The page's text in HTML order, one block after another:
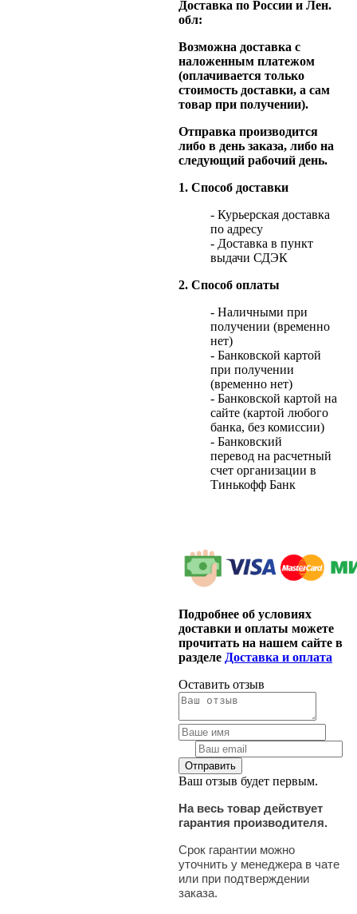
Доставка по России и Лен.
обл:
Возможна доставка с
наложенным платежом
(оплачивается только
стоимость доставки, а сам
товар при получении).
Отправка производится
либо в день заказа, либо на
следующий рабочий день.
1. Способ доставки
- Курьерская доставка
по адресу
- Доставка в пункт
выдачи СДЭК
2. Способ оплаты
- Наличными при
получении (временно
нет)
- Банковской картой
при получении
(временно нет)
- Банковской картой на
сайте (картой любого
банка, без комиссии)
- Банковский
перевод на расчетный
счет организации в
Тинькофф Банк
Подробнее об условиях
доставки и оплаты можете
прочитать на нашем сайте в
разделе Доставка и оплата
Оставить отзыв
Ваш отзыв будет первым.
На весь товар действует
гарантия производителя.
Срок гарантии можно
уточнить у менеджера в чате
или при подтверждении
заказа.